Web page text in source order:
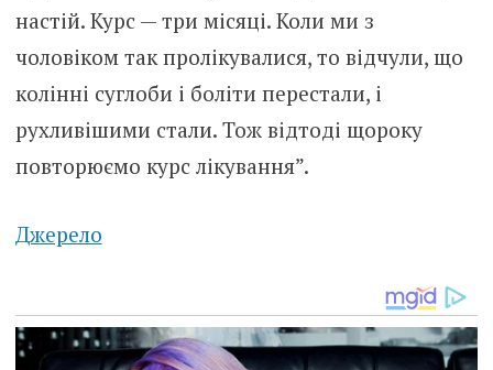
настій. Курс — три місяці. Коли ми з
чоловіком так пролікувалися, то відчули, що
колiнні суглoби і боліти перестали, і
рухливiшими стали. Тож відтоді щороку
повторюємо курс лікування”.
Джерело